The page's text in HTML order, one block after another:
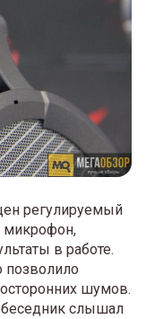
регулируемый
микрофон,
в работе.
шумов.
слышал